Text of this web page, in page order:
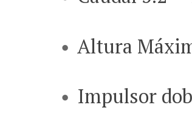
Altura
Impulsor